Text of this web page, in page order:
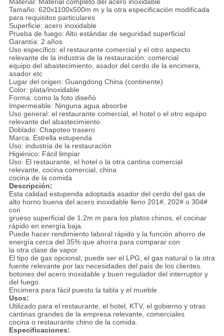
Material: Material completo del acero inoxidable
Tamaño: 620x1100x500m m y la otra especificación modificada
para requisitos particulares
Superficie: acero inoxidable
Prueba de fuego: Alto estándar de seguridad superficial
Garantía: 2 años
Uso específico: el restaurante comercial y el otro aspecto
relevante de la industria de la restauración: comercial
equipo del abastecimiento, asador del cerdo de la encimera,
asador etc
Lugar del origen: Guangdong China (continente)
Color: plata/inoxidable
Forma: como la foto diseñó
Impermeable: Ninguna agua absorbe
Uso general: el restaurante comercial, el hotel o el otro equipo
relevante del abastecimiento.
Doblado: Chapoteo trasero
Marca: Estrella estupenda
Uso: industria de la restauración
Higiénico: Fácil limpiar
Uso: El restaurante, el hotel o la otra cantina comercial
relevante, cocina comercial, china
cocina de la comida
Descripción:
Esta calidad estupenda adoptada asador del cerdo del gas de
alto horno buena del acero inoxidable lleno 201#, 202# o 304#
con
grueso superficial de 1.2m m para los platos chinos, el cocinar
rápido en energía baja.
Puede hacer rendimiento laboral rápido y la función ahorro de
energía cerca del 35% que ahorra para comparar con
la otra clase de vapor.
El tipo de gas opcional, puede ser el LPG, el gas natural o la otra
fuente relevante por las necesidades del país de los clientes.
botones del acero inoxidable y buen regulador del interruptor y
del fuego.
Encimera para fácil puesto la tabla y el mueble.
Usos:
Utilizado para el restaurante, el hotel, KTV, el gobierno y otras
cantinas grandes de la empresa relevante, comerciales
cocina o restaurante chino de la comida.
Especificaciones: